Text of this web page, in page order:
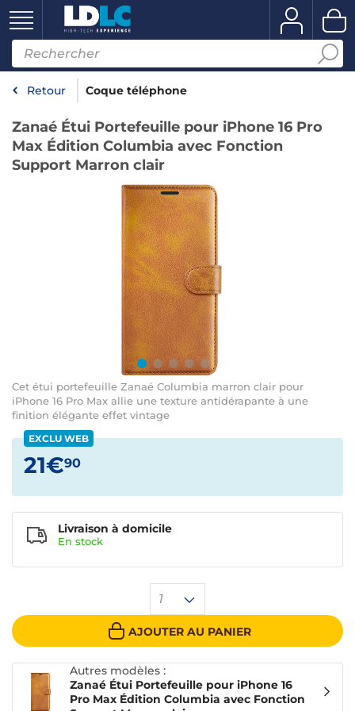
Retour Coque téléphone
Zanaé Étui Portefeuille pour iPhone 16 Pro
Max Édition Columbia avec Fonction
Support Marron clair
Cet étui portefeuille Zanaé Columbia marron clair pour
iPhone 16 Pro Max allie une texture antidérapante à une
finition élégante effet vintage
EXCLU WEB
21€90
1
AJOUTER AU PANIER
Livraison à domicile
En stock
Autres modèles :
Zanaé Étui Portefeuille pour iPhone 16
Pro Max Édition Columbia avec Fonction